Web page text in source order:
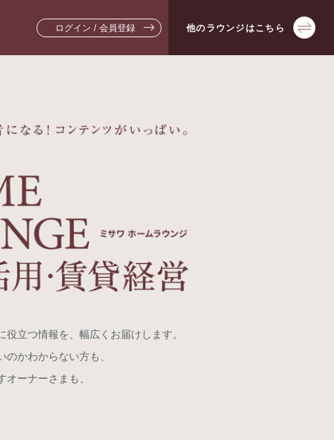
ログイン / 会員登録 他の ラウンジはこちら
役立つ情報を、幅広くお届けします。​
かわからない方も、​
ーナーさまも、